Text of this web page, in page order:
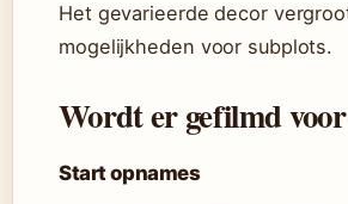
Het gevarieerde decor
mogelijkheden voor subplots.
Wordt er gefilmd
Start opnames